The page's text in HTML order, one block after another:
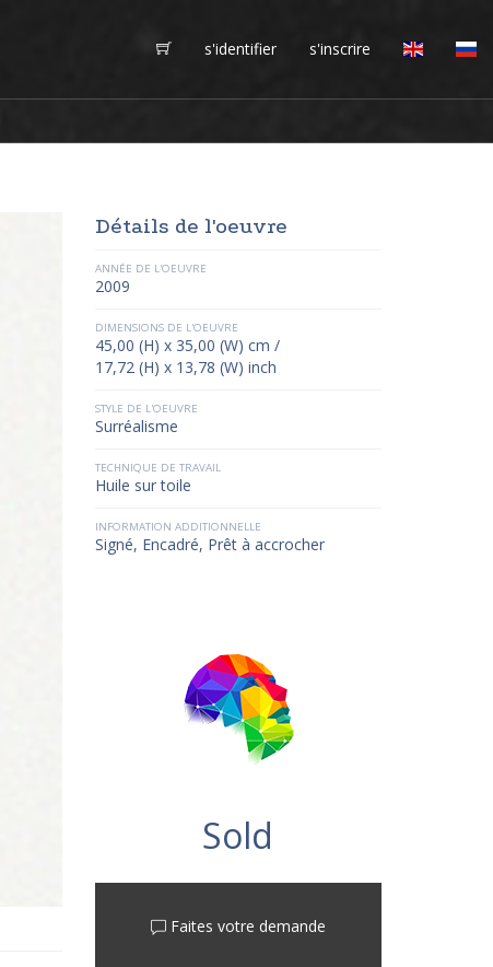
s'identifier s'inscrire
Détails de l'oeuvre
ANNÉE DE L'OEUVRE
2009
DIMENSIONS DE L'OEUVRE
45,00 (H) x 35,00 (W) cm /
17,72 (H) x 13,78 (W) inch
STYLE DE L'OEUVRE
Surréalisme
TECHNIQUE DE TRAVAIL
Huile sur toile
INFORMATION ADDITIONNELLE
Signé, Encadré, Prêt à accrocher
Sold
Faites votre demande